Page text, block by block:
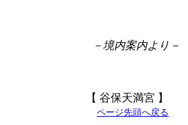
－境内案内より－
【 谷保天満宮 】
ページ先頭へ戻る